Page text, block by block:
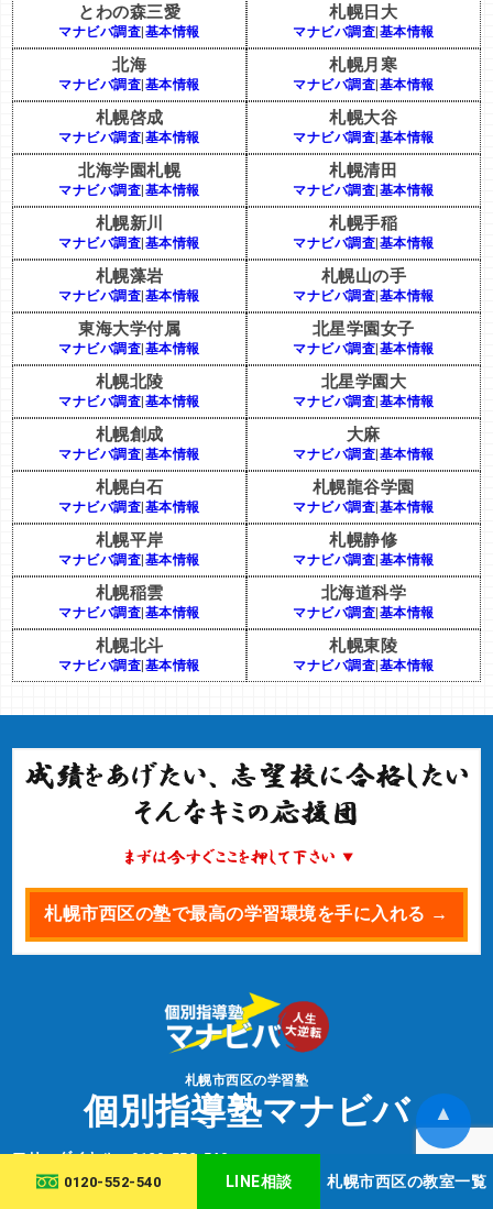
0120-552-540 LINE相談 札幌市西区の教室一覧
とわの森三愛
マナビバ調査 基本情報
札幌日大
マナビバ調査 基本情報
北海
マナビバ調査 基本情報
札幌月寒
マナビバ調査 基本情報
札幌啓成
マナビバ調査 基本情報
札幌大谷
マナビバ調査 基本情報
北海学園札幌
マナビバ調査 基本情報
札幌清田
マナビバ調査 基本情報
札幌新川
マナビバ調査 基本情報
札幌手稲
マナビバ調査 基本情報
札幌藻岩
マナビバ調査 基本情報
札幌山の手
マナビバ調査 基本情報
東海大学付属
マナビバ調査 基本情報
北星学園女子
マナビバ調査 基本情報
札幌北陵
マナビバ調査 基本情報
北星学園大
マナビバ調査 基本情報
札幌創成
マナビバ調査 基本情報
大麻
マナビバ調査 基本情報
札幌白石
マナビバ調査 基本情報
札幌龍谷学園
マナビバ調査 基本情報
札幌平岸
マナビバ調査 基本情報
札幌静修
マナビバ調査 基本情報
札幌稲雲
マナビバ調査 基本情報
北海道科学
マナビバ調査 基本情報
札幌北斗
マナビバ調査 基本情報
札幌東陵
マナビバ調査 基本情報
札幌市西区の塾で最高の学習環境を手に入れる →
札幌市西区の学習塾
個別指導塾マナビバ
フリーダイヤル：0120-552-540
（受付時間／9:00～22:00）
▲